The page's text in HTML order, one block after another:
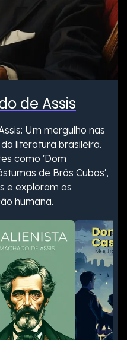
de Assis
Um mergulho nas
literatura brasileira.
como 'Dom
de Brás Cubas',
e exploram as
humana.